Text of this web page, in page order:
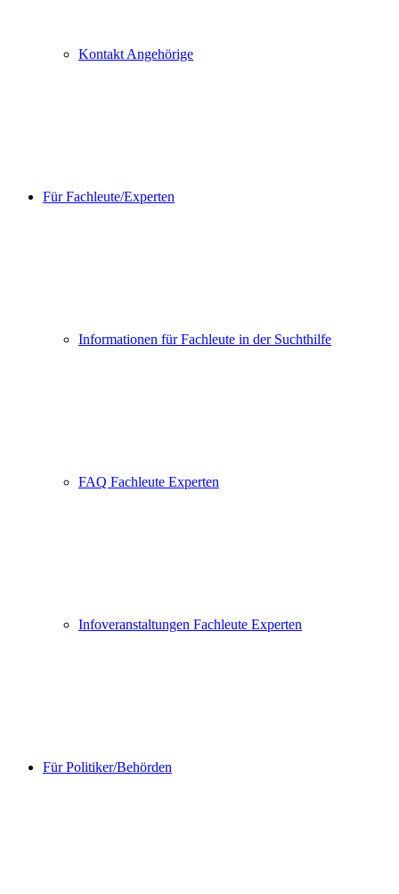
Kontakt Angehörige
Für Fachleute/Experten
Informationen für Fachleute in der Suchthilfe
FAQ Fachleute Experten
Infoveranstaltungen Fachleute Experten
Für Politiker/Behörden